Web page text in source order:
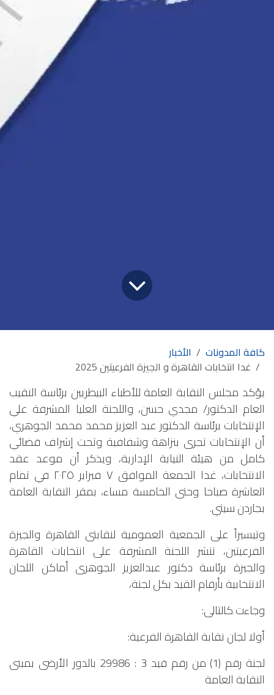
كافة المدونات
الأخبار
غدا انتخابات القاهرة و الجيزة الفرعيتين 2025
يؤكد مجلس النقابة العامة للأطباء البيطريين برئاسة النقيب
العام الدكتور/ مجدي حسن، واللجنة العليا المشرفة علي
الإنتخابات برئاسة الدكتور عبد العزيز محمد محمد الجوهري،
أن الإنتخابات تجرى بنزاهة وشفافية وتحت إشراف قضائي
كامل من هيئة النيابة الإدارية، ويذكر أن موعد عقد
الانتخابات، غدا الجمعة الموافق ٧ فبراير ٢٠٢٥ في تمام
العاشرة صباحا وحتى الخامسة مساء، بمقر النقابة العامة
بجاردن سيتي.
وتيسيراً على الجمعية العمومية لنقابتى القاهرة والجيزة
الفرعيتين، تنشر اللجنة المشرفة على انتخابات القاهرة
والجيزة برئاسة دكتور عبدالعزيز الجوهرى أماكن اللجان
الانتخابية بأرقام القيد بكل لجنة،
وجاءت كالتالى:
أولا لجان نقابة القاهرة الفرعية:
لجنة رقم (1) من رقم قيد 3 : 29986 بالدور الأرضى بمبنى
النقابة العامة